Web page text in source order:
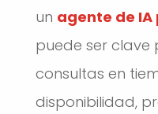
un agente de
puede ser
consultas en
disponibilidad,